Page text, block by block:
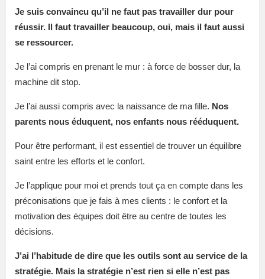
Je suis convaincu qu’il ne faut pas travailler dur pour
réussir. Il faut travailler beaucoup, oui, mais il faut aussi
se ressourcer.
Je l’ai compris en prenant le mur : à force de bosser dur, la
machine dit stop.
Je l’ai aussi compris avec la naissance de ma fille. Nos
parents nous éduquent, nos enfants nous rééduquent.
Pour être performant, il est essentiel de trouver un équilibre
saint entre les efforts et le confort.
Je l’applique pour moi et prends tout ça en compte dans les
préconisations que je fais à mes clients : le confort et la
motivation des équipes doit être au centre de toutes les
décisions.
J’ai l’habitude de dire que les outils sont au service de la
stratégie. Mais la stratégie n’est rien si elle n’est pas